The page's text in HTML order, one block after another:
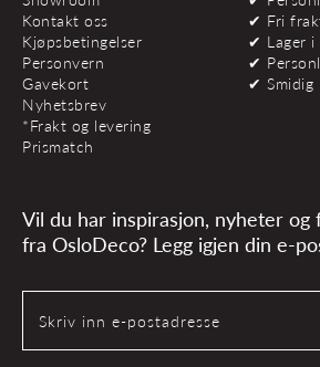
Kontakt oss
Kjøpsbetingelser
Personvern
Gavekort
Nyhetsbrev
*Frakt og levering
Prismatch
✔ Fri
✔ Lager i
✔
✔ Smidig
Vil du har inspirasjon, nyheter og
fra OsloDeco? Legg igjen din e-
Skriv inn e-postadresse